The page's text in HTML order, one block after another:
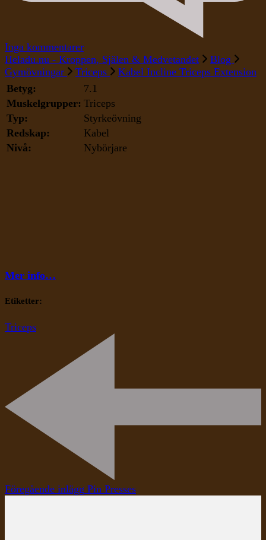
Inga kommentarertill
Kabel
Incline
Triceps
Extension
Heladu.nu - Kroppen, Själen & Medvetandet
Blog
Gymövningar
Triceps
Kabel Incline Triceps Extension
Betyg:
7.1
Muskelgrupper: Triceps
Typ:
Styrkeövning
Redskap:
Kabel
Nivå:
Nybörjare
Mer info…
Etiketter:
Triceps
Inläggsnavigering
Föregående inlägg Pin Presses